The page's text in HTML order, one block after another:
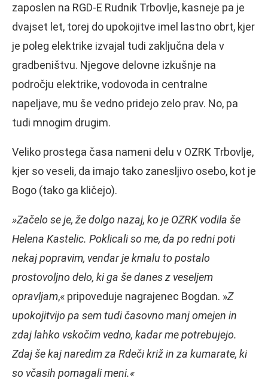
zaposlen na RGD-E Rudnik Trbovlje, kasneje pa je
dvajset let, torej do upokojitve imel lastno obrt, kjer
je poleg elektrike izvajal tudi zaključna dela v
gradbeništvu. Njegove delovne izkušnje na
področju elektrike, vodovoda in centralne
napeljave, mu še vedno pridejo zelo prav. No, pa
tudi mnogim drugim.
Veliko prostega časa nameni delu v OZRK Trbovlje,
kjer so veseli, da imajo tako zanesljivo osebo, kot je
Bogo (tako ga kličejo).
»Začelo se je, že dolgo nazaj, ko je OZRK vodila še
Helena Kastelic. Poklicali so me, da po redni poti
nekaj popravim, vendar je kmalu to postalo
prostovoljno delo, ki ga še danes z veseljem
opravljam,« pripoveduje nagrajenec Bogdan. »Z
upokojitvijo pa sem tudi časovno manj omejen in
zdaj lahko vskočim vedno, kadar me potrebujejo.
Zdaj še kaj naredim za Rdeči križ in za kumarate, ki
so včasih pomagali meni.«